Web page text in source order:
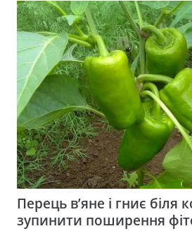
Перець в’яне і гниє біля
зупинити поширення